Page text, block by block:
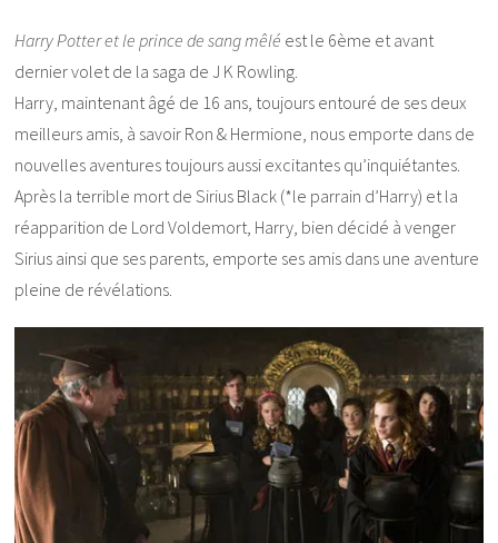
Harry Potter et le prince de sang mêlé est le 6ème et avant
dernier volet de la saga de J K Rowling.
Harry, maintenant âgé de 16 ans, toujours entouré de ses deux
meilleurs amis, à savoir Ron & Hermione, nous emporte dans de
nouvelles aventures toujours aussi excitantes qu’inquiétantes.
Après la terrible mort de Sirius Black (*le parrain d’Harry) et la
réapparition de Lord Voldemort, Harry, bien décidé à venger
Sirius ainsi que ses parents, emporte ses amis dans une aventure
pleine de révélations.